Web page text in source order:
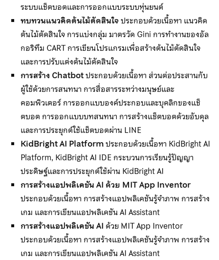
ระบบแช็ตบอตและการออกแบบระบบหุ่นยนต์
ทบทวนแนวคิดต้นไม้ตัดสินใจประกอบด้วยเนื้อหา แนวคิด
ต้นไม้ตัดสินใจ การแบ่งกลุ่ม มาตรวัด Gini การทำงานของอัล
กอริทึม CART การเขียนโปรแกรมเพื่อสร้างต้นไม้ตัดสินใจ
และการปรับแต่งต้นไม้ตัดสินใจ
การสร้าง Chatbotประกอบด้วยเนื้อหา ส่วนต่อประสานกับ
ผู้ใช้ด้วยการสนทนา การสื่อสารระหว่างมนุษย์และ
คอมพิวเตอร์ การออกแบบองค์ประกอบและบุคลิกของแช็
ตบอต การออกแบบบทสนทนา การสร้างแช็ตบอตด้วยอับดุล
และการประยุกต์ใช้แช็ตบอตผ่าน LINE
KidBright AI Platformประกอบด้วยเนื้อหา KidBright AI
Platform, KidBright AI IDE กระบวนการเรียนรู้ปัญญา
ประดิษฐ์และการประยุกต์ใช้ผ่าน KidBright AI
การสร้างแอปพลิเคชัน AI ด้วย MIT App Inventor
ประกอบด้วยเนื้อหา การสร้างแอปพลิเคชันรู้จำภาพ การสร้าง
เกม และการเขียนแอปพลิเคชัน AI Assistant
การสร้างแอปพลิเคชัน AI ด้วย MIT App Inventor
ประกอบด้วยเนื้อหา การสร้างแอปพลิเคชันรู้จำภาพ การสร้าง
เกม และการเขียนแอปพลิเคชัน AI Assistant